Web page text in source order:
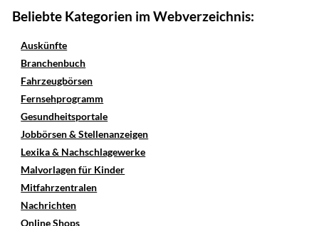
Beliebte Kategorien im Webverzeichnis:
Auskünfte
Branchenbuch
Fahrzeugbörsen
Fernsehprogramm
Gesundheitsportale
Jobbörsen & Stellenanzeigen
Lexika & Nachschlagewerke
Malvorlagen für Kinder
Mitfahrzentralen
Nachrichten
Online Shops